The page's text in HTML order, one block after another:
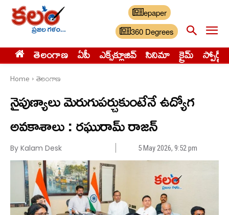
epaper
360 Degrees
తెలంగాణ ఏపీ ఎక్స్‌క్లూజివ్‌ సినిమా క్రైమ్ స్పోర్ట్స్
Home తెలంగాణ
నైపుణ్యాలు మెరుగుప‌ర్చుకుంటేనే ఉద్యోగ
అవ‌కాశాలు : రఘురామ్ రాజన్
By Kalam Desk 5 May 2026, 9:52 pm